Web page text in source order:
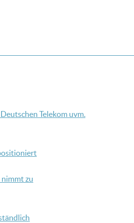
Telekom uvm.
zu